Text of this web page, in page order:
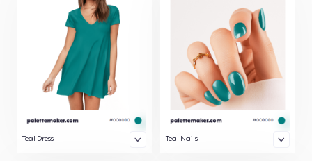
Teal Dress Teal Nails